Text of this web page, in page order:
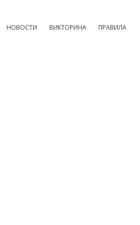
НОВОСТИ ВИКТОРИНА ПРАВИЛА